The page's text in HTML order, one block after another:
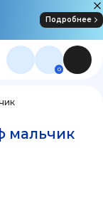
Подробнее
0
мальчик